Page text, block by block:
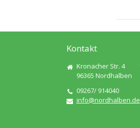
Kontakt
Kronacher Str. 4
96365 Nordhalben
09267/ 914040
info@nordhalben.de